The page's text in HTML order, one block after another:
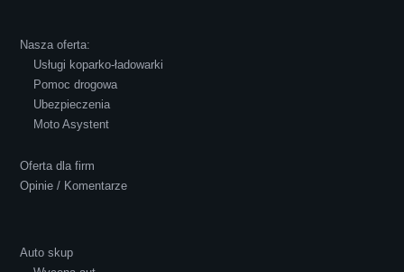
Polecam S-Car.pl, szybka i bardzo miła
Nasza oferta:
Usługi koparko-ładowarki
Pomoc drogowa
Ubezpieczenia
Moto Asystent
Oferta dla firm
Opinie / Komentarze
Auto skup